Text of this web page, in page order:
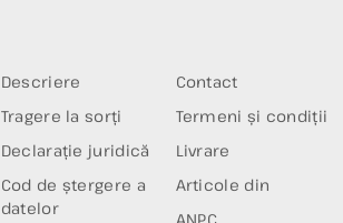
Descriere
Contact
Tragere la sorți
Termeni și condiții
Declarație juridică
Livrare
Cod de ștergere a
datelor
Articole din